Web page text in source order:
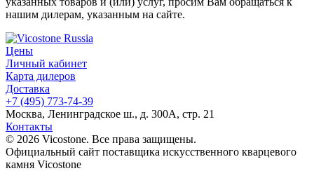
нашим дилерам, указанным на сайте.
Цены
Личный кабинет
Карта дилеров
Доставка
+7 (495) 773-74-39
Москва, Ленинградское ш., д. 300А, стр. 21
Контакты
© 2026 Vicostone. Все права защищены.
Официальный сайт поставщика искусственного кварцевого
камня Vicostone